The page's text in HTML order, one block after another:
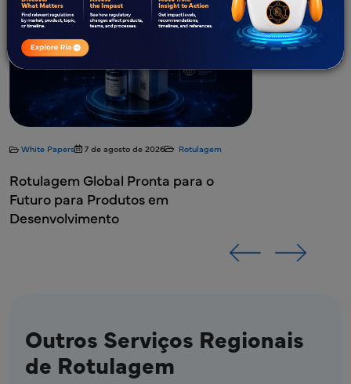
7 de agosto de 2026 Rotulagem
Global Pronta para o
Produtos em
Regulamentos
Requisitos País a
Implementação
Outros Serviços Regionais
de Rotulagem